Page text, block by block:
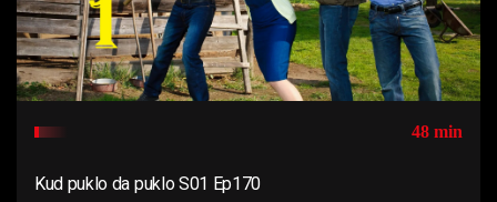
48 min
Kud puklo da puklo S01 Ep170